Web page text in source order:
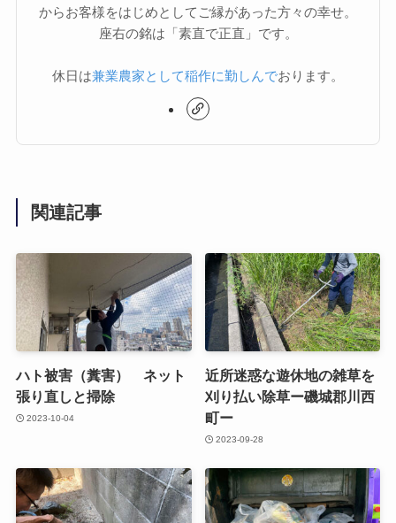
からお客様をはじめとしてご縁があった方々の幸せ。
座右の銘は「素直で正直」です。
休日は兼業農家として稲作に勤しんでおります。
関連記事
ハト被害（糞害） ネット
張り直しと掃除
2023-10-04
近所迷惑な遊休地の雑草を
刈り払い除草ー磯城郡川西
町ー
2023-09-28